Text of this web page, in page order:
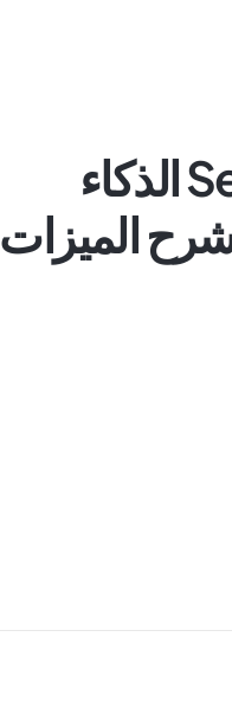
هل تقدم ServiceNow الذكاء
الميزات